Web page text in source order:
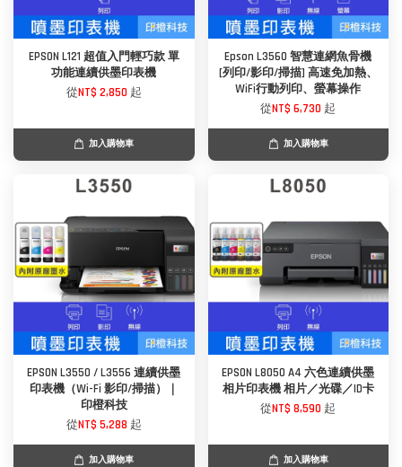
EPSON L121 超值入門輕巧款 單
功能連續供墨印表機
從NT$ 2,850 起
加入購物車
Epson L3560 智慧連網魚骨機
[列印/影印/掃描] 高速免加熱、
WiFi行動列印、螢幕操作
從NT$ 6,730 起
加入購物車
EPSON L3550 / L3556 連續供墨
印表機（Wi-Fi 影印/掃描）｜
印橙科技
從NT$ 5,288 起
加入購物車
EPSON L8050 A4 六色連續供墨
相片印表機 相片／光碟／ID卡
從NT$ 8,590 起
加入購物車